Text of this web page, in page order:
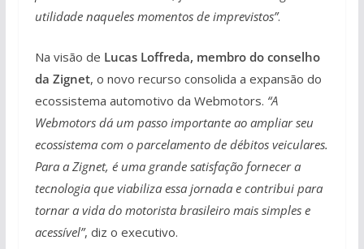
utilidade naqueles momentos de imprevistos”.
Na visão de Lucas Loffreda, membro do conselho
da Zignet, o novo recurso consolida a expansão do
ecossistema automotivo da Webmotors. “A
Webmotors dá um passo importante ao ampliar seu
ecossistema com o parcelamento de débitos veiculares.
Para a Zignet, é uma grande satisfação fornecer a
tecnologia que viabiliza essa jornada e contribui para
tornar a vida do motorista brasileiro mais simples e
acessível”, diz o executivo.